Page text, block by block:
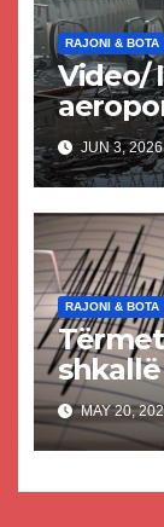
RAJONI & BOTA
Video/
sulmit
dhe
JUN 3, 2026
RAJONI & BOTA
MAY 20,